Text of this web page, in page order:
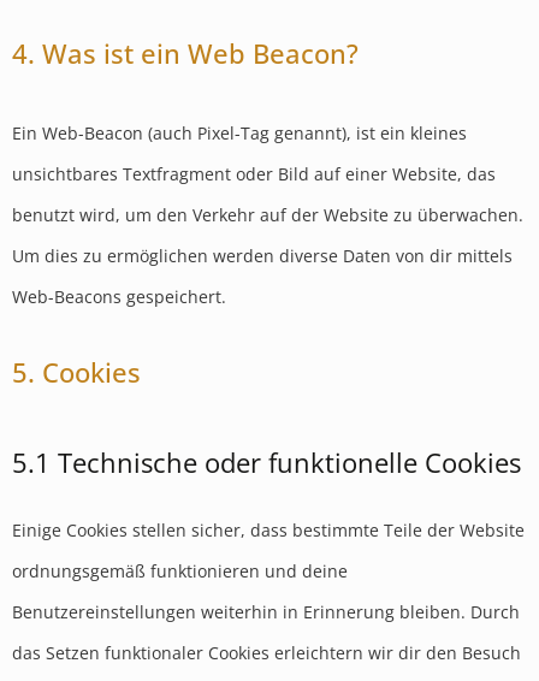
4. Was ist ein Web Beacon?
Ein Web-Beacon (auch Pixel-Tag genannt), ist ein kleines
unsichtbares Textfragment oder Bild auf einer Website, das
benutzt wird, um den Verkehr auf der Website zu überwachen.
Um dies zu ermöglichen werden diverse Daten von dir mittels
Web-Beacons gespeichert.
5. Cookies
5.1 Technische oder funktionelle Cookies
Einige Cookies stellen sicher, dass bestimmte Teile der Website
ordnungsgemäß funktionieren und deine
Benutzereinstellungen weiterhin in Erinnerung bleiben. Durch
das Setzen funktionaler Cookies erleichtern wir dir den Besuch